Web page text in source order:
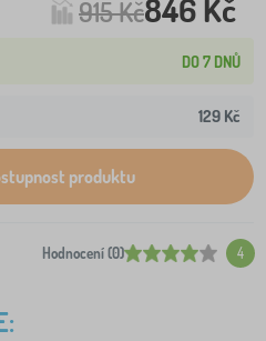
915 Kč846 Kč
DO 7 DNŮ
129 Kč
produktu
Hodnocení (0) 4